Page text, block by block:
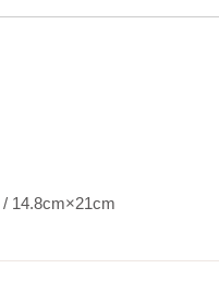
晶電視，可3D轉化，又有
己，不要花太多時間看電
是買台性能齊全的電視，
一件事，可是如果雙方所關
勢方自然掌握主導權。
頁 / 14.8cm×21cm